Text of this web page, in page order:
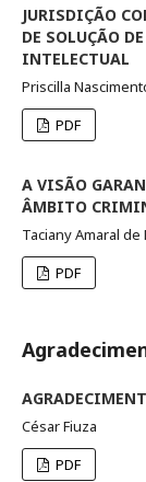
JURISDIÇÃO
DE SOLUÇÃO
INTELECTUAL
Priscilla
PDF
A VISÃO
ÂMBITO
Taciany Amaral
PDF
César Fiuza
PDF